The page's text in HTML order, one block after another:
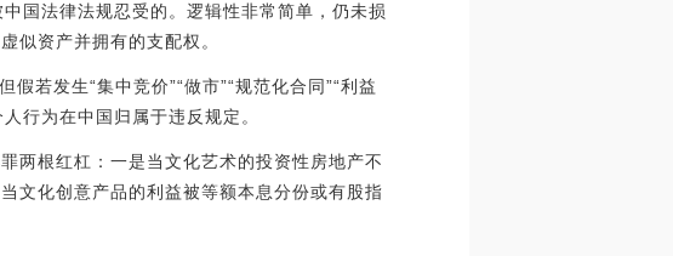
国法律法规忍受的。逻辑性非常简单，仍未损
似资产并拥有的支配权。
若发生“集中竞价”“做市”“规范化合同”“利益
行为在中国归属于违反规定。
两根红杠：一是当文化艺术的投资性房地产不
文化创意产品的利益被等额本息分份或有股指